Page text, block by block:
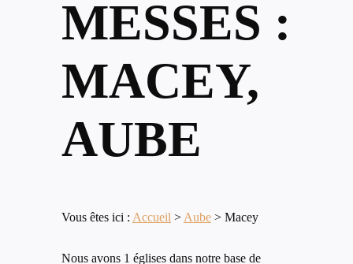
MESSES :
MACEY,
AUBE
Vous êtes ici : Accueil > Aube > Macey
Nous avons 1 églises dans notre base de